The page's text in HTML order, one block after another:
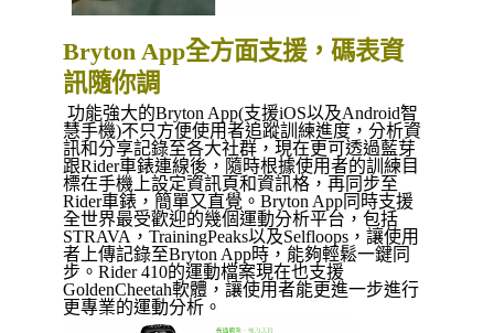
Bryton App全方面支援，碼表資
訊隨你調
功能強大的Bryton App(支援iOS以及Android智
慧手機)不只方便使用者追蹤訓練進度，分析資
訊和分享記錄至各大社群，現在更可透過藍芽
跟Rider車錶連線後，隨時根據使用者的訓練目
標在手機上設定資訊頁和資訊格，再同步至
Rider車錶，簡單又直覺。Bryton App同時支援
全世界最受歡迎的幾個運動分析平台，包括
STRAVA，TrainingPeaks以及Selfloops，讓使用
者上傳記錄至Bryton App時，能夠輕鬆一鍵同
步。Rider 410的運動檔案現在也支援
GoldenCheetah軟體，讓使用者能更進一步進行
更專業的運動分析。